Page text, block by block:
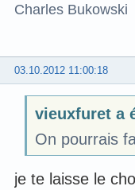
Charles Bukowski
03.10.2012 11:00:18
vieuxfuret a
On pourrais
je te laisse le